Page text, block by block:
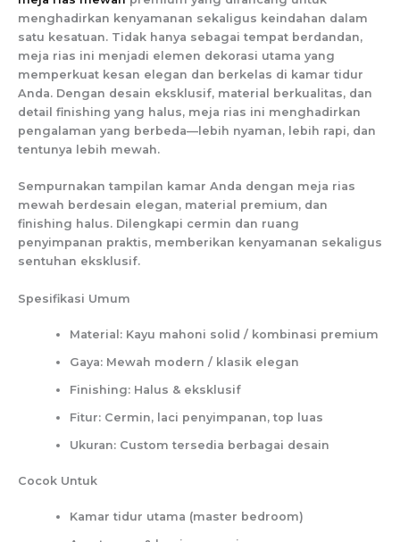
menghadirkan kenyamanan sekaligus keindahan dalam
satu kesatuan. Tidak hanya sebagai tempat berdandan,
meja rias ini menjadi elemen dekorasi utama yang
memperkuat kesan elegan dan berkelas di kamar tidur
Anda. Dengan desain eksklusif, material berkualitas, dan
detail finishing yang halus, meja rias ini menghadirkan
pengalaman yang berbeda—lebih nyaman, lebih rapi, dan
tentunya lebih mewah.
Sempurnakan tampilan kamar Anda dengan meja rias
mewah berdesain elegan, material premium, dan
finishing halus. Dilengkapi cermin dan ruang
penyimpanan praktis, memberikan kenyamanan sekaligus
sentuhan eksklusif.
Spesifikasi Umum
Material: Kayu mahoni solid / kombinasi premium
Gaya: Mewah modern / klasik elegan
Finishing: Halus & eksklusif
Fitur: Cermin, laci penyimpanan, top luas
Ukuran: Custom tersedia berbagai desain
Cocok Untuk
Kamar tidur utama (master bedroom)